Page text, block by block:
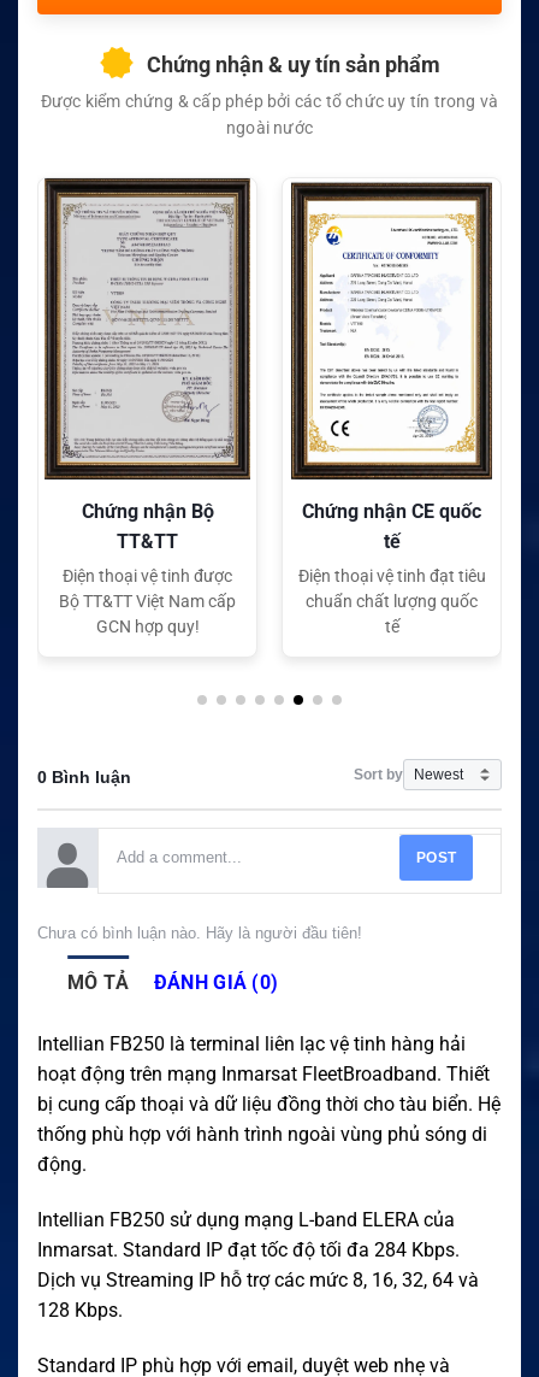
Chứng nhận & uy tín sản phẩm
Được kiểm chứng & cấp phép bởi các tổ chức uy tín trong và
ngoài nước
Chứng nhận Bộ
TT&TT
Điện thoại vệ tinh được
Bộ TT&TT Việt Nam cấp
GCN hợp quy!
Chứng nhận CE quốc
tế
Điện thoại vệ tinh đạt tiêu
chuẩn chất lượng quốc
tế
0 Bình luận Sort by
POST
Chưa có bình luận nào. Hãy là người đầu tiên!
MÔ TẢ ĐÁNH GIÁ (0)
Intellian FB250 là terminal liên lạc vệ tinh hàng hải
hoạt động trên mạng Inmarsat FleetBroadband. Thiết
bị cung cấp thoại và dữ liệu đồng thời cho tàu biển. Hệ
thống phù hợp với hành trình ngoài vùng phủ sóng di
động.
Intellian FB250 sử dụng mạng L-band ELERA của
Inmarsat. Standard IP đạt tốc độ tối đa 284 Kbps.
Dịch vụ Streaming IP hỗ trợ các mức 8, 16, 32, 64 và
128 Kbps.
Standard IP phù hợp với email, duyệt web nhẹ và